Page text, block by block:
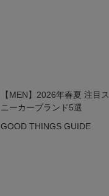
【MEN】2026年春夏 注目ス
ニーカーブランド5選
GOOD THINGS GUIDE